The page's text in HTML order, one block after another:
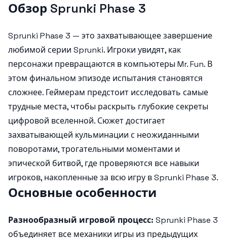
Обзор Sprunki Phase 3
Sprunki Phase 3 — это захватывающее завершение
любимой серии Sprunki. Игроки увидят, как
персонажи превращаются в компьютеры Mr. Fun. В
этом финальном эпизоде испытания становятся
сложнее. Геймерам предстоит исследовать самые
трудные места, чтобы раскрыть глубокие секреты
цифровой вселенной. Сюжет достигает
захватывающей кульминации с неожиданными
поворотами, трогательными моментами и
эпической битвой, где проверяются все навыки
игроков, накопленные за всю игру в Sprunki Phase 3.
Основные особенности
Разнообразный игровой процесс: Sprunki Phase 3
объединяет все механики игры из предыдущих